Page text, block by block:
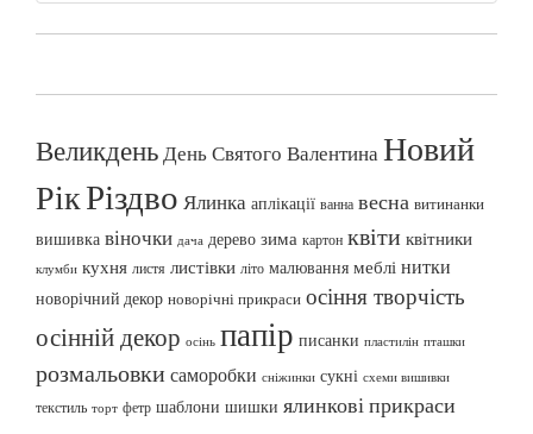
ВеликденьДень Святого ВалентинаНовий
РікРіздво Ялинка аплікації ванна весна витинанки
вишивка віночки дача дерево зима картон квіти квітники
клумби кухня листя листівки літо малювання меблі нитки
новорічний декор новорічні прикраси осіння творчість
осінній декор осінь папір писанки пластилін пташки
розмальовки саморобки сніжинки сукні схеми вишивки
текстиль торт фетр шаблони шишки ялинкові прикраси